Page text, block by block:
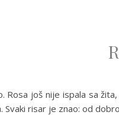
Rosa još nije ispala sa
Svaki risar je znao: od